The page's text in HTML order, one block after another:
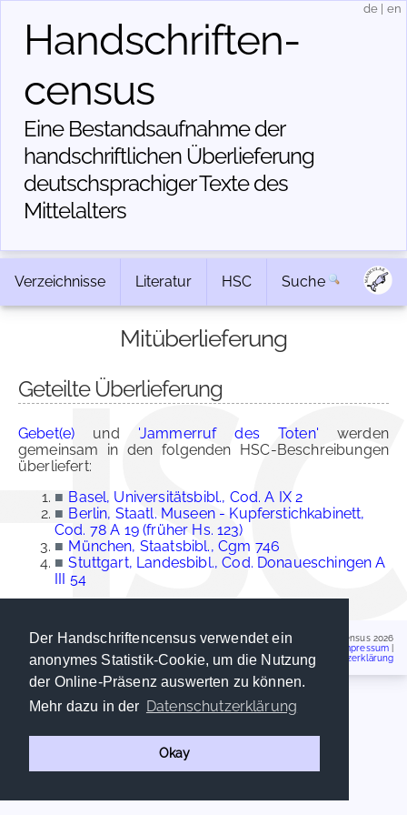
Der Handschriftencensus verwendet ein
anonymes Statistik-Cookie, um die Nutzung
der Online-Präsenz auswerten zu können.
Mehr dazu in der Datenschutzerklärung
Okay
Handschriften­
census
Eine Bestandsaufnahme der
handschriftlichen Über­lieferung
deutschsprachiger Texte des
Mittelalters
de en
Verzeichnisse Literatur HSC Suche
Mitüberlieferung
Geteilte Überlieferung
Gebet(e) und 'Jammerruf des Toten' werden
gemeinsam in den folgenden HSC-Beschreibungen
überliefert:
■ Basel, Universitätsbibl., Cod. A IX 2
■ Berlin, Staatl. Museen - Kupferstichkabinett,
Cod. 78 A 19 (früher Hs. 123)
■ München, Staatsbibl., Cgm 746
■ Stuttgart, Landesbibl., Cod. Donaueschingen A
III 54
Handschriftencensus 2026
Impressum
Datenschutzerklärung